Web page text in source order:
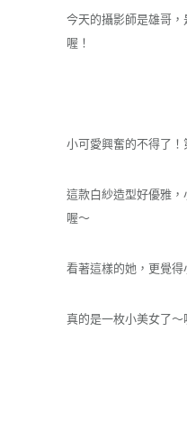
今天的攝影師是雄哥
喔！
小可愛興奮的不得了
這款白紗造型好優雅
喔～
看著這樣的她，更覺得
真的是一枚小美女了